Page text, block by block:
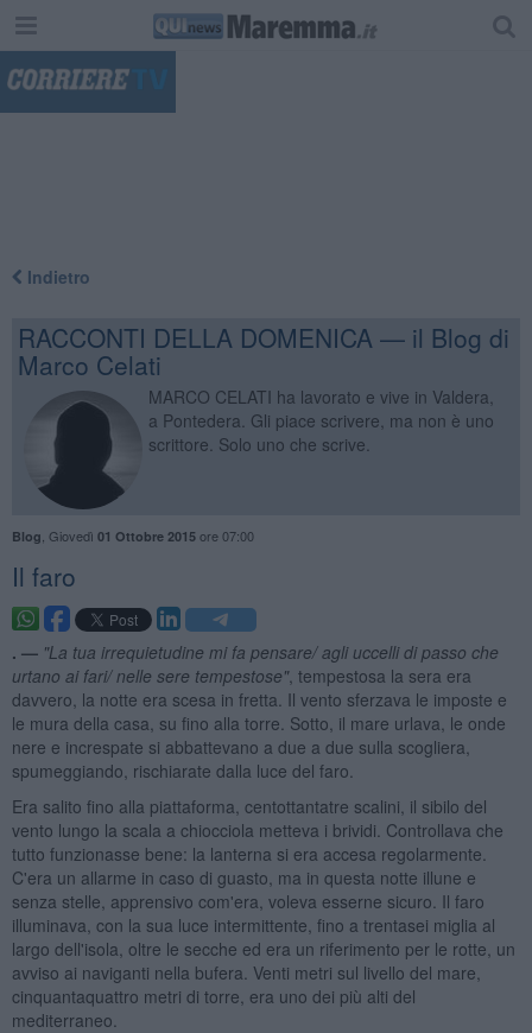
Indietro
RACCONTI DELLA DOMENICA — il Blog di
Marco Celati
MARCO CELATI ha lavorato e vive in Valdera,
a Pontedera. Gli piace scrivere, ma non è uno
scrittore. Solo uno che scrive.
Blog Giovedì 01 Ottobre 2015ore 07:00
Il faro
. — "La tua irrequietudine mi fa pensare/ agli uccelli di passo che
urtano ai fari/ nelle sere tempestose", tempestosa la sera era
davvero, la notte era scesa in fretta. Il vento sferzava le imposte e
le mura della casa, su fino alla torre. Sotto, il mare urlava, le onde
nere e increspate si abbattevano a due a due sulla scogliera,
spumeggiando, rischiarate dalla luce del faro.
Era salito fino alla piattaforma, centottantatre scalini, il sibilo del
vento lungo la scala a chiocciola metteva i brividi. Controllava che
tutto funzionasse bene: la lanterna si era accesa regolarmente.
C'era un allarme in caso di guasto, ma in questa notte illune e
senza stelle, apprensivo com'era, voleva esserne sicuro. Il faro
illuminava, con la sua luce intermittente, fino a trentasei miglia al
largo dell'isola, oltre le secche ed era un riferimento per le rotte, un
avviso ai naviganti nella bufera. Venti metri sul livello del mare,
cinquantaquattro metri di torre, era uno dei più alti del
mediterraneo.